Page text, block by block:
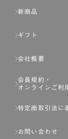
新商品
ギフト
会社概要
会員規約・
オンラインご利
特定商取引法に
お問い合わせ